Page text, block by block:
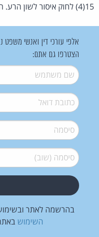
15(4) לחוק איסור לשון הרע. התובע יישא בהוצאות בסך 3,500 ש"ח.
אלפי עורכי דין ואנשי משפט
הצטרפו גם אתם:
שם משתמש*
דואל*
סיסמה*
סיסמה (שוב)*
בהרשמה לאתר
השימוש